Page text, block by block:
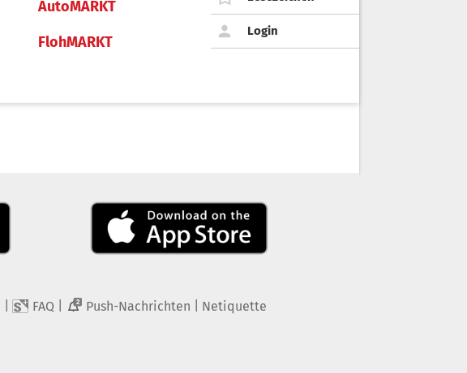
AutoMARKT
FlohMARKT
Login
FAQ 2 Push-Nachrichten Netiquette